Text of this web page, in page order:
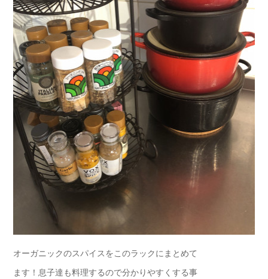
オーガニックのスパイスをこのラックにまとめて
ます！息子達も料理するので分かりやすくする事